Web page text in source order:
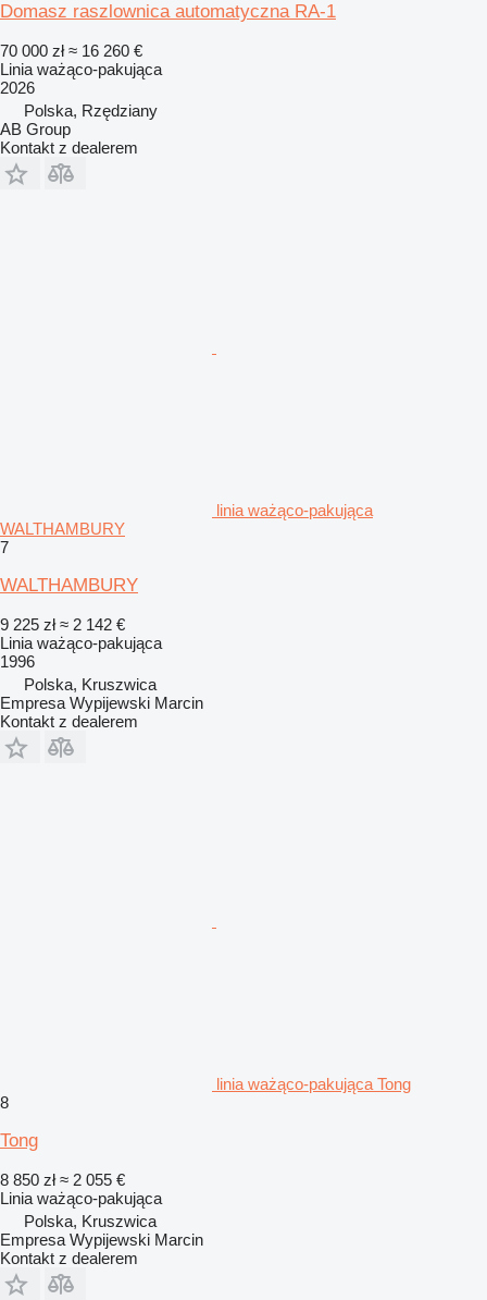
Domasz raszlownica automatyczna RA-1
70 000 zł ≈ 16 260 €
Linia ważąco-pakująca
2026
Polska, Rzędziany
AB Group
Kontakt z dealerem
linia ważąco-pakująca
WALTHAMBURY
7
WALTHAMBURY
9 225 zł ≈ 2 142 €
Linia ważąco-pakująca
1996
Polska, Kruszwica
Empresa Wypijewski Marcin
Kontakt z dealerem
linia ważąco-pakująca Tong
8
Tong
8 850 zł ≈ 2 055 €
Linia ważąco-pakująca
Polska, Kruszwica
Empresa Wypijewski Marcin
Kontakt z dealerem